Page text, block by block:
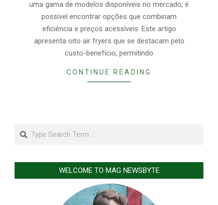
uma gama de modelos disponíveis no mercado, é
possível encontrar opções que combinam
eficiência e preços acessíveis. Este artigo
apresenta oito air fryers que se destacam pelo
custo-benefício, permitindo
CONTINUE READING
WELCOME TO MAG NEWSBYTE